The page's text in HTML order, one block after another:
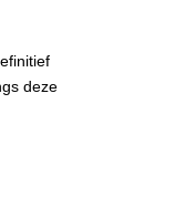
deze